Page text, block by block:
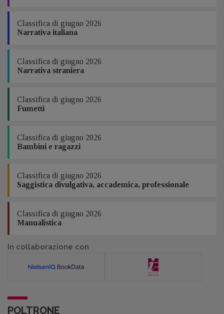
Classifica di giugno 2026
Narrativa italiana
Classifica di giugno 2026
Narrativa straniera
Classifica di giugno 2026
Fumetti
Classifica di giugno 2026
Bambini e ragazzi
Classifica di giugno 2026
Saggistica divulgativa, accademica, professionale
Classifica di giugno 2026
Manualistica
In collaborazione con
POLTRONE